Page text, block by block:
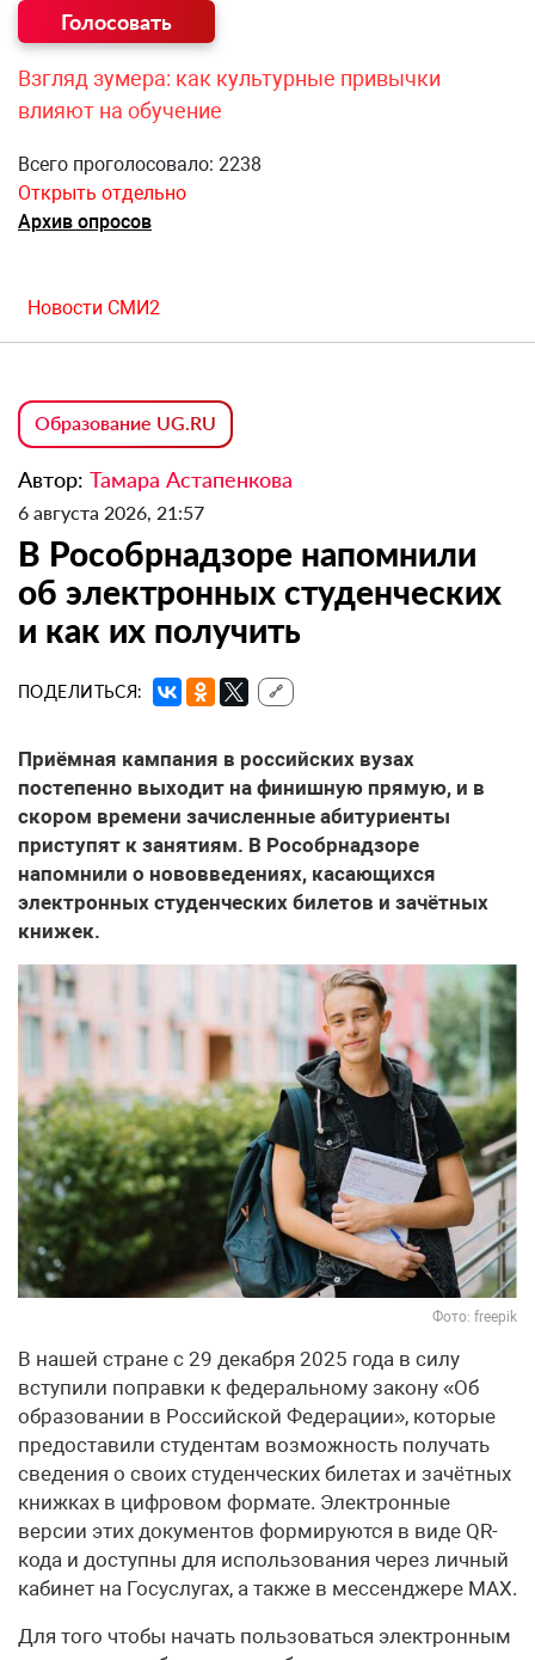
Взгляд зумера: как культурные привычки
влияют на обучение
Всего проголосовало: 2238
Открыть отдельно
Архив опросов
Новости СМИ2
Образование UG.RU
Автор: Тамара Астапенкова
6 августа 2026, 21:57
В Рособрнадзоре напомнили
об электронных студенческих
и как их получить
ПОДЕЛИТЬСЯ: 🔗
Приёмная кампания в российских вузах
постепенно выходит на финишную прямую, и в
скором времени зачисленные абитуриенты
приступят к занятиям. В Рособрнадзоре
напомнили о нововведениях, касающихся
электронных студенческих билетов и зачётных
книжек.
Фото: freepik
В нашей стране с 29 декабря 2025 года в силу
вступили поправки к федеральному закону «Об
образовании в Российской Федерации», которые
предоставили студентам возможность получать
сведения о своих студенческих билетах и зачётных
книжках в цифровом формате. Электронные
версии этих документов формируются в виде QR-
кода и доступны для использования через личный
кабинет на Госуслугах, а также в мессенджере MАХ.
Для того чтобы начать пользоваться электронным